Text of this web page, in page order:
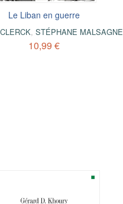
Le Liban en guerre
, STÉPHANE MALSAGNE
10,99 €